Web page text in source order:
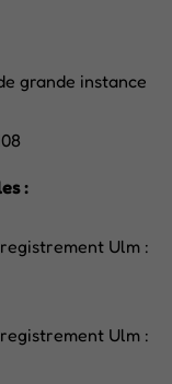
grande instance
:
Ulm :
Ulm :